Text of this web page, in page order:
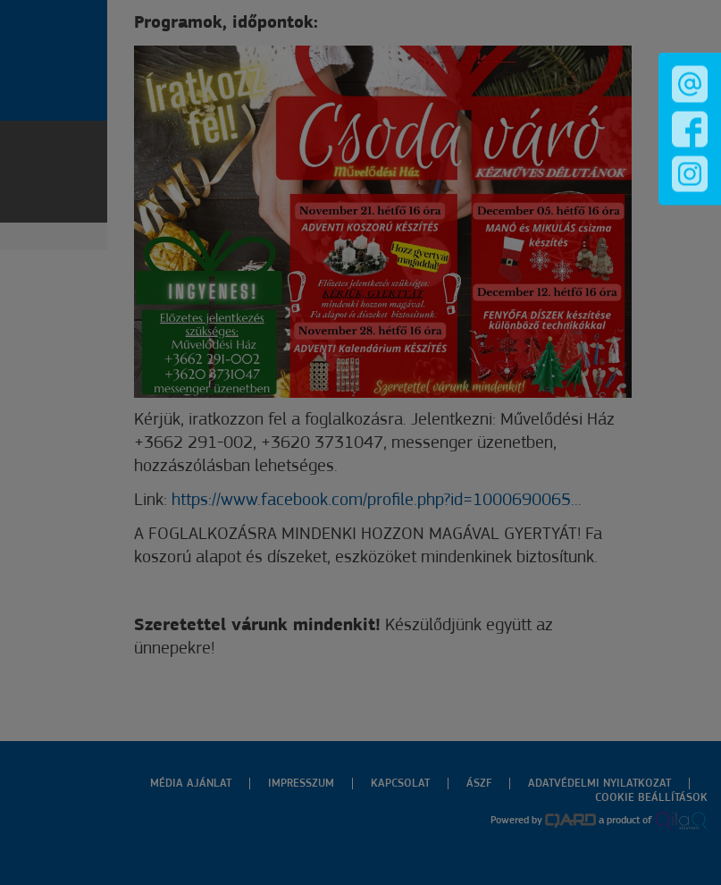
Programok, időpontok:
Kérjük, iratkozzon fel a foglalkozásra. Jelentkezni: Művelődési Ház
+3662 291-002, +3620 3731047, messenger üzenetben,
hozzászólásban lehetséges.
Link: https://www.facebook.com/profile.php?id=1000690065...
A FOGLALKOZÁSRA MINDENKI HOZZON MAGÁVAL GYERTYÁT! Fa
koszorú alapot és díszeket, eszközöket mindenkinek biztosítunk.
Szeretettel várunk mindenkit! Készülődjünk együtt az
ünnepekre!
MÉDIA AJÁNLAT IMPRESSZUM KAPCSOLAT ÁSZF
ADATVÉDELMI NYILATKOZAT
COOKIE BEÁLLÍTÁSOK
Powered by a product of